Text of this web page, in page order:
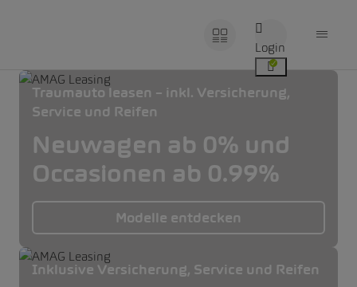
Login
Traumauto leasen – inkl. Versicherung,
Service und Reifen
Neuwagen ab 0% und
Occasionen ab 0.99%
Modelle entdecken
Inklusive Versicherung, Service und Reifen